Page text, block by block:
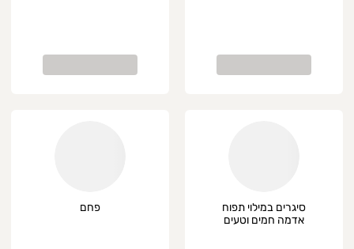
סיגרים במילוי תפוח
אדמה חמים וטעים
פחם